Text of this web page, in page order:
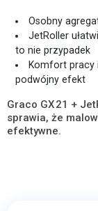
Osobny
JetRoller
to nie przypadek
Komfort pracy
podwójny efekt
Graco GX 21 +
sprawia, że
efektywne.